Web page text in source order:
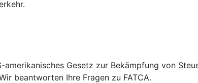
Gesetz zur Bekämpfung von
beantworten Ihre Fragen zu FATCA.